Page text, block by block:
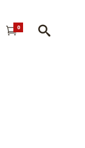
0